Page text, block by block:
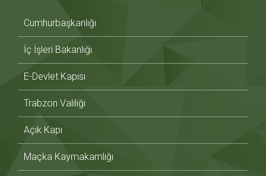
Cumhurbaşkanlığı
İç İşleri Bakanlığı
E-Devlet Kapısı
Trabzon Valiliği
Açık Kapı
Maçka Kaymakamlığı